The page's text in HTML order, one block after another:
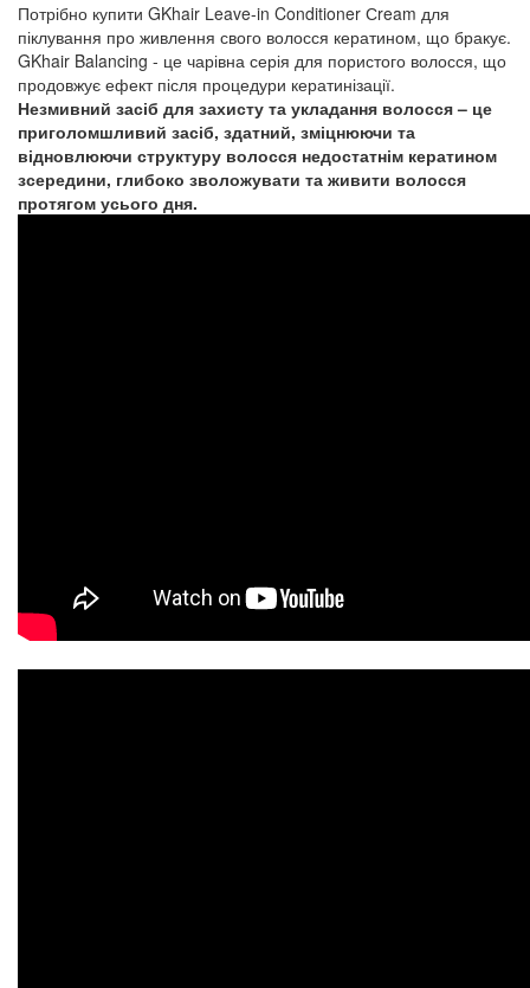
Потрібно купити GKhair Leave-in Conditioner Сream для
піклування про живлення свого волосся кератином, що бракує.
GKhair Balancing - це чарівна серія для пористого волосся, що
продовжує ефект після процедури кератинізації.
Незмивний засіб для захисту та укладання волосся – це
приголомшливий засіб, здатний, зміцнюючи та
відновлюючи структуру волосся недостатнім кератином
зсередини, глибоко зволожувати та живити волосся
протягом усього дня.